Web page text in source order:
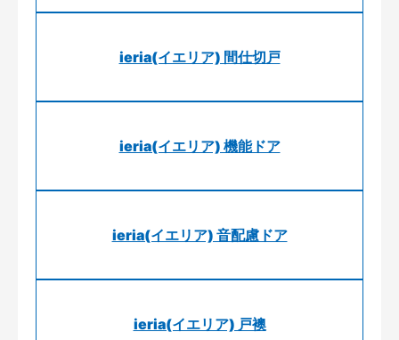
ieria(イエリア) 間仕切戸
ieria(イエリア) 機能ドア
ieria(イエリア) 音配慮ドア
ieria(イエリア) 戸襖